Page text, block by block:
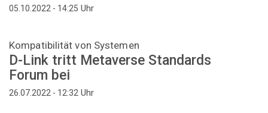
05.10.2022 - 14:25 Uhr
Kompatibilität von Systemen
D-Link tritt Metaverse Standards
Forum bei
26.07.2022 - 12:32 Uhr